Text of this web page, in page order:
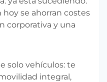
se ahorran costes
corporativa y una
solo vehículos: te
integral,